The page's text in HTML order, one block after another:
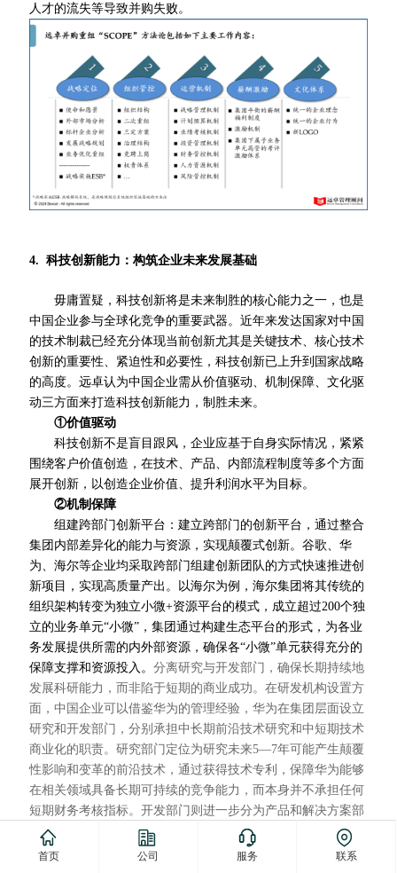
人才的流失等导致并购失败。
4. 科技创新能力：构筑企业未来发展基础
毋庸置疑，科技创新将是未来制胜的核心能力之一，也是
中国企业参与全球化竞争的重要武器。近年来发达国家对中国
的技术制裁已经充分体现当前创新尤其是关键技术、核心技术
创新的重要性、紧迫性和必要性，科技创新已上升到国家战略
的高度。远卓认为中国企业需从价值驱动、机制保障、文化驱
动三方面来打造科技创新能力，制胜未来。
①价值驱动
科技创新不是盲目跟风，企业应基于自身实际情况，紧紧
围绕客户价值创造，在技术、产品、内部流程制度等多个方面
展开创新，以创造企业价值、提升利润水平为目标。
②机制保障
组建跨部门创新平台：建立跨部门的创新平台，通过整合
集团内部差异化的能力与资源，实现颠覆式创新。谷歌、华
为、海尔等企业均采取跨部门组建创新团队的方式快速推进创
新项目，实现高质量产出。以海尔为例，海尔集团将其传统的
组织架构转变为独立小微+资源平台的模式，成立超过200个独
立的业务单元“小微”，集团通过构建生态平台的形式，为各业
务发展提供所需的内外部资源，确保各“小微”单元获得充分的
保障支撑和资源投入。 分离研究与开发部门，确保长期持续地
发展科研能力，而非陷于短期的商业成功。在研发机构设置方
面，中国企业可以借鉴华为的管理经验，华为在集团层面设立
研究和开发部门，分别承担中长期前沿技术研究和中短期技术
商业化的职责。研究部门定位为研究未来5—7年可能产生颠覆
性影响和变革的前沿技术，通过获得技术专利，保障华为能够
在相关领域具备长期可持续的竞争能力，而本身并不承担任何
短期财务考核指标。开发部门则进一步分为产品和解决方案部
门，以及商业部门，主要聚焦在4年内持续评估新兴技术商业
化的成熟程度及具体产品的创新，成为从科研走向市场的桥
首页 公司 服务 联系